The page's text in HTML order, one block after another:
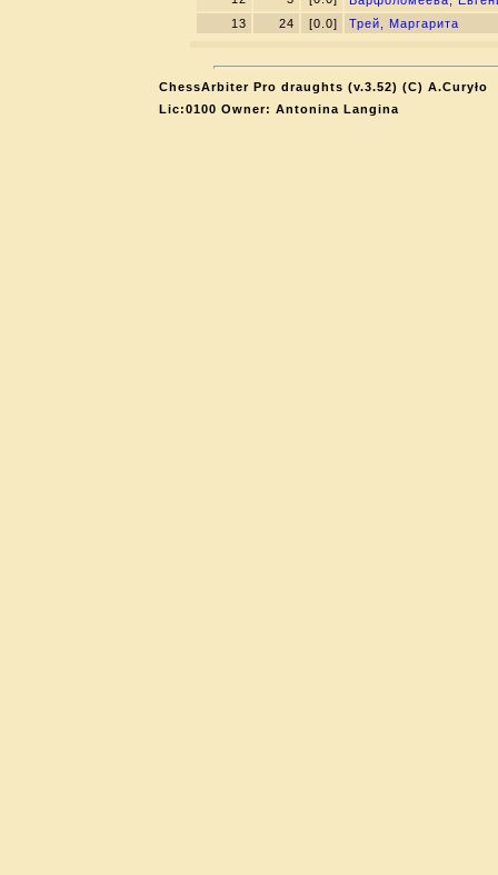
13
24 [0.0] Трей, Маргарита
ChessArbiter Pro draughts (v.3.52) (C) A.Curyło
Lic:0100 Owner: Antonina Langina